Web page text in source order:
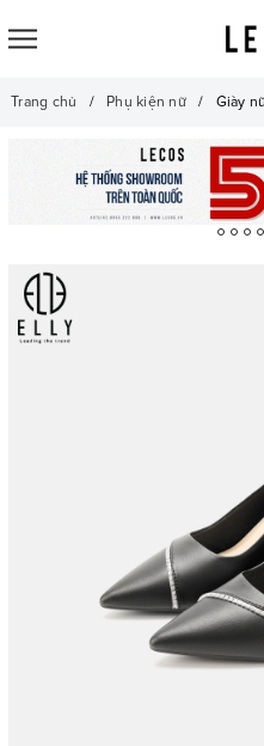
Trang chủ Phụ kiện nữ Giày